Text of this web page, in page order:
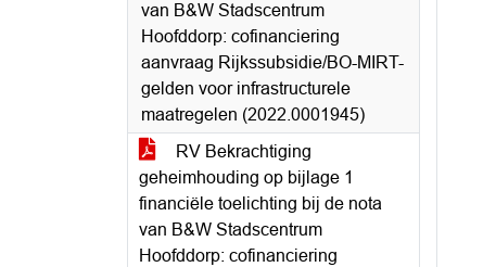
van B&W Stadscentrum
Hoofddorp: cofinanciering
aanvraag Rijkssubsidie/BO-MIRT-
gelden voor infrastructurele
maatregelen (2022.0001945)
RV Bekrachtiging
geheimhouding op bijlage 1
financiële toelichting bij de nota
van B&W Stadscentrum
Hoofddorp: cofinanciering